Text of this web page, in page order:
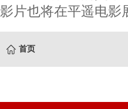
影片也将在平遥电影
首页